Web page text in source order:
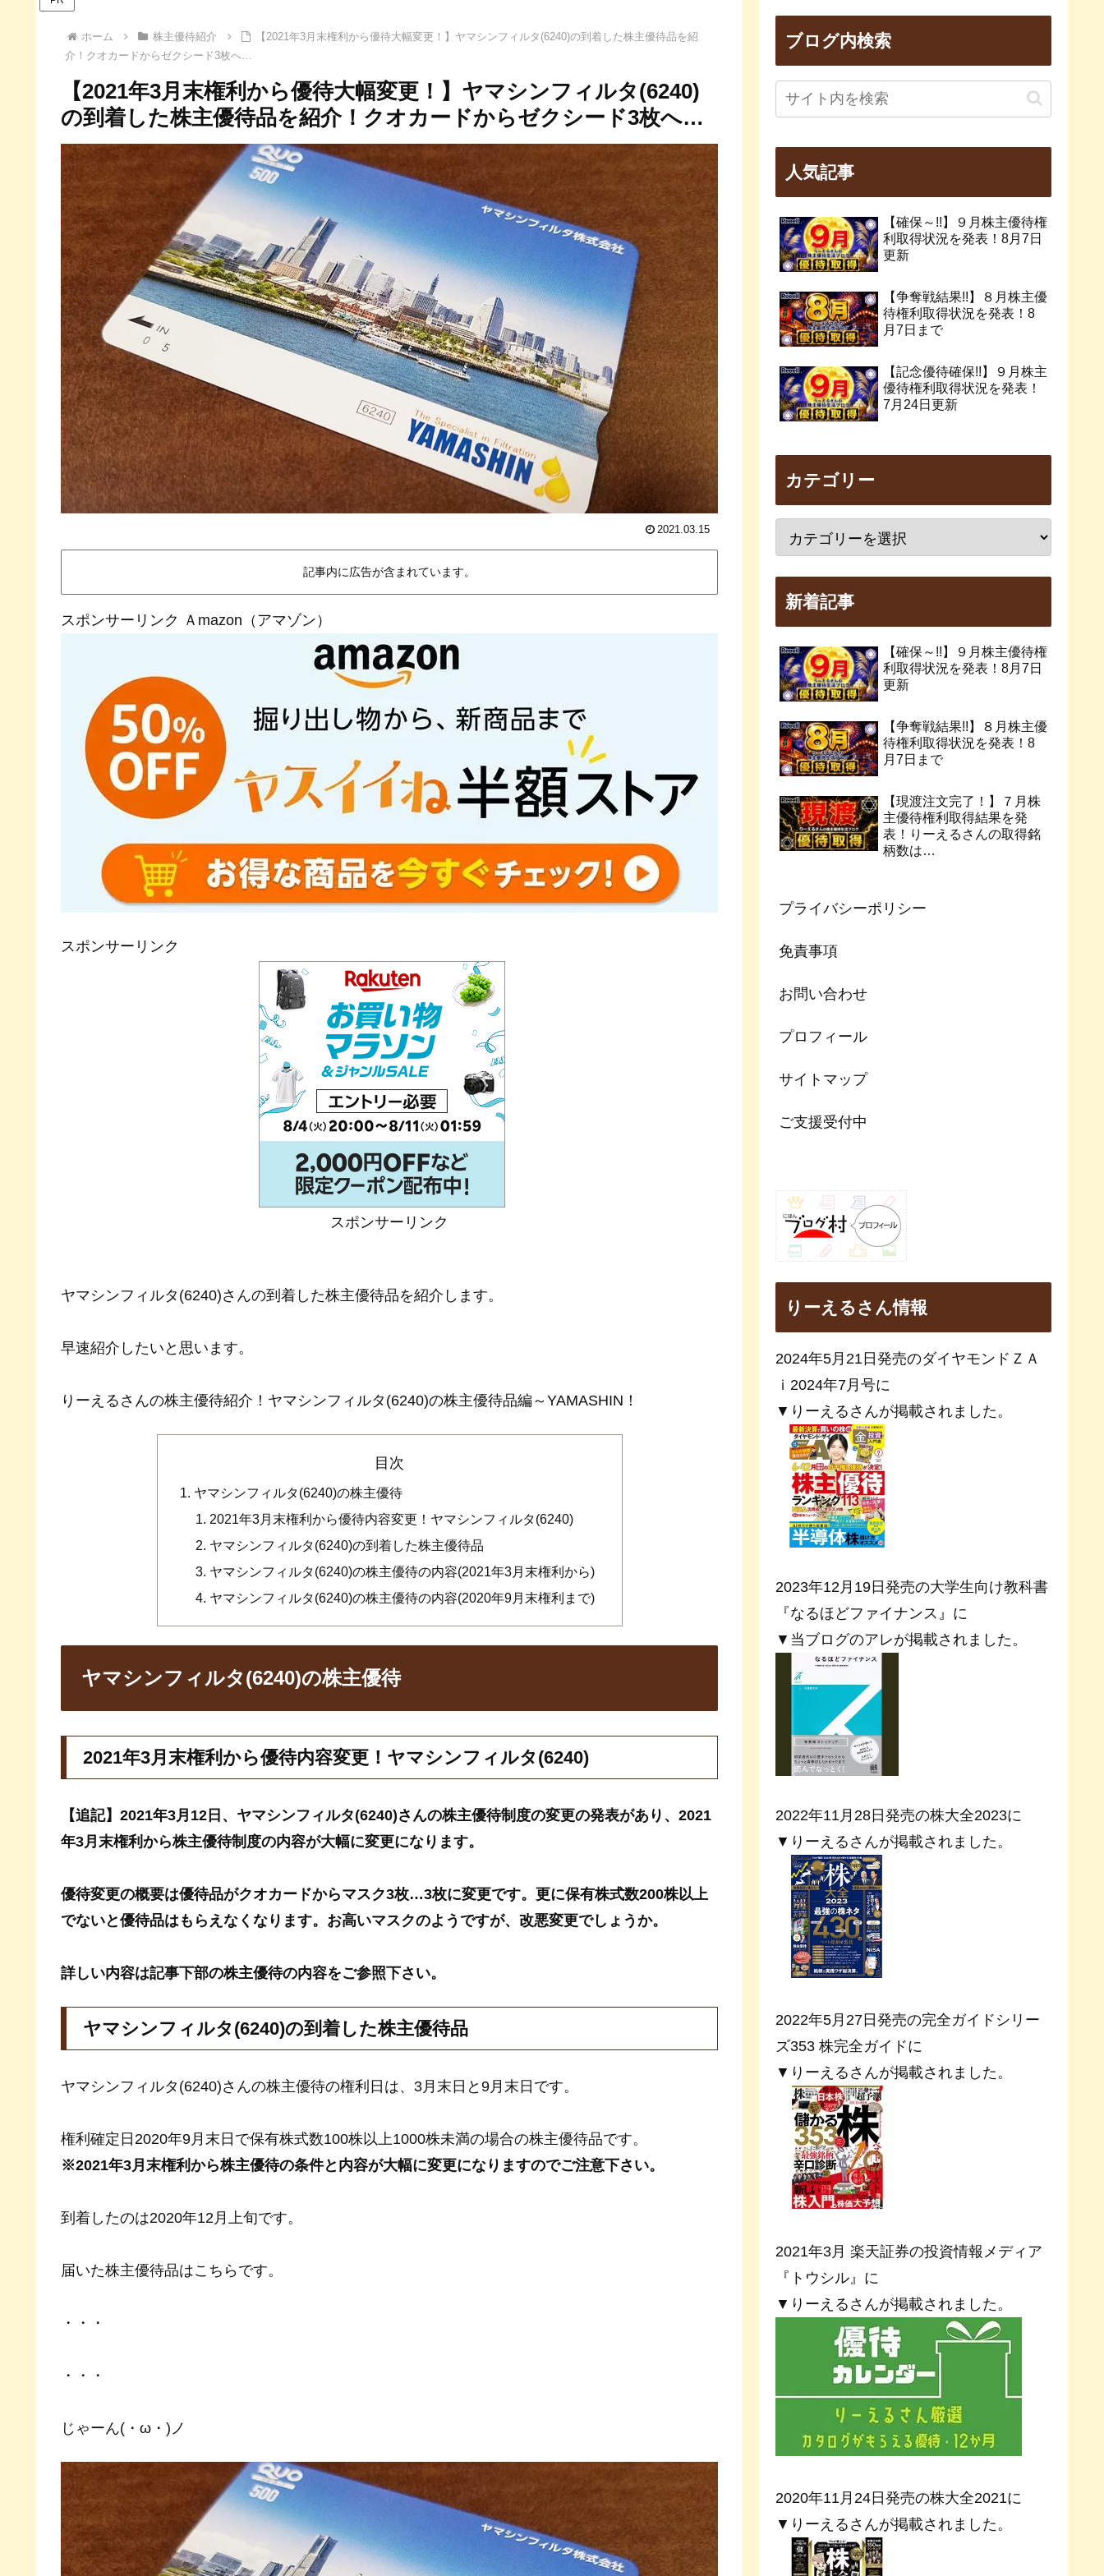
ホーム 株主優待紹介
【2021年3月末権利から優待大幅変更！】ヤマシンフィルタ(6240)の到着した株主優待品を紹
介！クオカードからゼクシード3枚へ…
【2021年3月末権利から優待大幅変更！】ヤマシンフィルタ(6240)
の到着した株主優待品を紹介！クオカードからゼクシード3枚へ…
2021.03.15
記事内に広告が含まれています。
スポンサーリンク Ａmazon（アマゾン）
スポンサーリンク
スポンサーリンク
ヤマシンフィルタ(6240)さんの到着した株主優待品を紹介します。
早速紹介したいと思います。
りーえるさんの株主優待紹介！ヤマシンフィルタ(6240)の株主優待品編～YAMASHIN！
目次
ヤマシンフィルタ(6240)の株主優待
2021年3月末権利から優待内容変更！ヤマシンフィルタ(6240)
ヤマシンフィルタ(6240)の到着した株主優待品
ヤマシンフィルタ(6240)の株主優待の内容(2021年3月末権利から)
ヤマシンフィルタ(6240)の株主優待の内容(2020年9月末権利まで)
ヤマシンフィルタ(6240)の株主優待
2021年3月末権利から優待内容変更！ヤマシンフィルタ(6240)
【追記】2021年3月12日、ヤマシンフィルタ(6240)さんの株主優待制度の変更の発表があり、2021
年3月末権利から株主優待制度の内容が大幅に変更になります。
優待変更の概要は優待品がクオカードからマスク3枚…3枚に変更です。更に保有株式数200株以上
でないと優待品はもらえなくなります。お高いマスクのようですが、改悪変更でしょうか。
詳しい内容は記事下部の株主優待の内容をご参照下さい。
ヤマシンフィルタ(6240)の到着した株主優待品
ヤマシンフィルタ(6240)さんの株主優待の権利日は、3月末日と9月末日です。
権利確定日2020年9月末日で保有株式数100株以上1000株未満の場合の株主優待品です。
※2021年3月末権利から株主優待の条件と内容が大幅に変更になりますのでご注意下さい。
到着したのは2020年12月上旬です。
届いた株主優待品はこちらです。
・・・
・・・
じゃーん(・ω・)ノ
ブログ内検索
人気記事
【確保～!!】９月株主優待権
利取得状況を発表！8月7日
更新
【争奪戦結果!!】８月株主優
待権利取得状況を発表！8
月7日まで
【記念優待確保!!】９月株主
優待権利取得状況を発表！
7月24日更新
カテゴリー
新着記事
【確保～!!】９月株主優待権
利取得状況を発表！8月7日
更新
【争奪戦結果!!】８月株主優
待権利取得状況を発表！8
月7日まで
【現渡注文完了！】７月株
主優待権利取得結果を発
表！りーえるさんの取得銘
柄数は…
プライバシーポリシー
免責事項
お問い合わせ
プロフィール
サイトマップ
ご支援受付中
りーえるさん情報
2024年5月21日発売のダイヤモンドＺＡ
ｉ2024年7月号に
▼りーえるさんが掲載されました。
2023年12月19日発売の大学生向け教科書
『なるほどファイナンス』に
▼当ブログのアレが掲載されました。
2022年11月28日発売の株大全2023に
▼りーえるさんが掲載されました。
2022年5月27日発売の完全ガイドシリー
ズ353 株完全ガイドに
▼りーえるさんが掲載されました。
2021年3月 楽天証券の投資情報メディア
『トウシル』に
▼りーえるさんが掲載されました。
2020年11月24日発売の株大全2021に
▼りーえるさんが掲載されました。